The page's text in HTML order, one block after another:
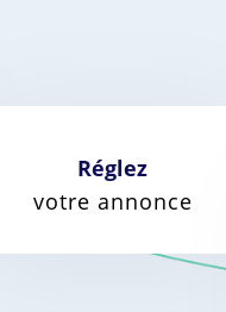
Réglez
votre annonce